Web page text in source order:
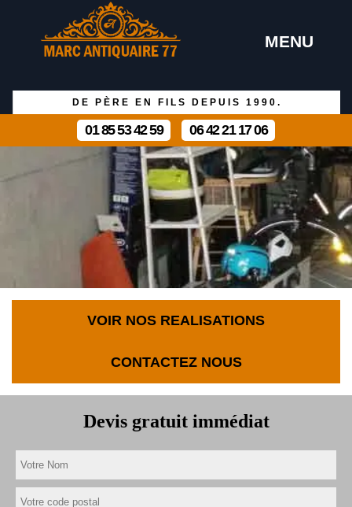
MENU
DE PÈRE EN FILS DEPUIS 1990.
01 85 53 42 59 06 42 21 17 06
VOIR NOS REALISATIONS
CONTACTEZ NOUS
Devis gratuit immédiat